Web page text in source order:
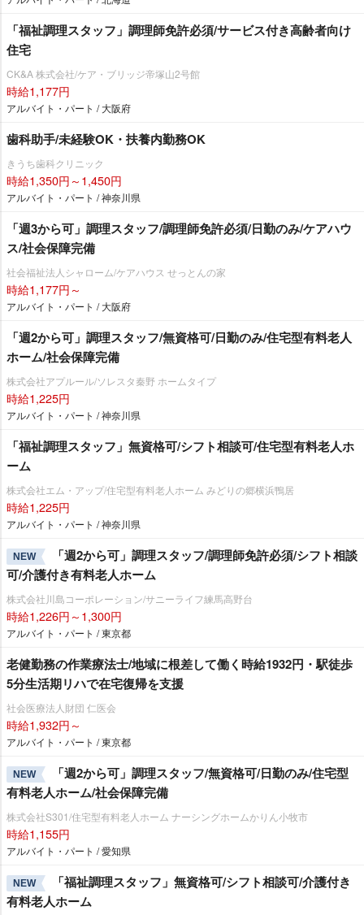
「福祉調理スタッフ」調理師免許必須/サービス付き高齢者向け
住宅
CK&A 株式会社/ケア・ブリッジ帝塚山2号館
時給1,177円
アルバイト・パート / 大阪府
歯科助手/未経験OK・扶養内勤務OK
きうち歯科クリニック
時給1,350円～1,450円
アルバイト・パート / 神奈川県
「週3から可」調理スタッフ/調理師免許必須/日勤のみ/ケアハウ
ス/社会保障完備
社会福祉法人シャローム/ケアハウス せっとんの家
時給1,177円～
アルバイト・パート / 大阪府
「週2から可」調理スタッフ/無資格可/日勤のみ/住宅型有料老人
ホーム/社会保障完備
株式会社アプルール/ソレスタ秦野 ホームタイプ
時給1,225円
アルバイト・パート / 神奈川県
「福祉調理スタッフ」無資格可/シフト相談可/住宅型有料老人ホ
ーム
株式会社エム・アップ/住宅型有料老人ホーム みどりの郷横浜鴨居
時給1,225円
アルバイト・パート / 神奈川県
NEW
「週2から可」調理スタッフ/調理師免許必須/シフト相談
可/介護付き有料老人ホーム
株式会社川島コーポレーション/サニーライフ練馬高野台
時給1,226円～1,300円
アルバイト・パート / 東京都
老健勤務の作業療法士/地域に根差して働く時給1932円・駅徒歩
5分生活期リハで在宅復帰を支援
社会医療法人財団 仁医会
時給1,932円～
アルバイト・パート / 東京都
NEW
「週2から可」調理スタッフ/無資格可/日勤のみ/住宅型
有料老人ホーム/社会保障完備
株式会社S301/住宅型有料老人ホーム ナーシングホームかりん小牧市
時給1,155円
アルバイト・パート / 愛知県
NEW
「福祉調理スタッフ」無資格可/シフト相談可/介護付き
有料老人ホーム